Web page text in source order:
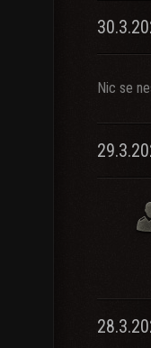
Nic se